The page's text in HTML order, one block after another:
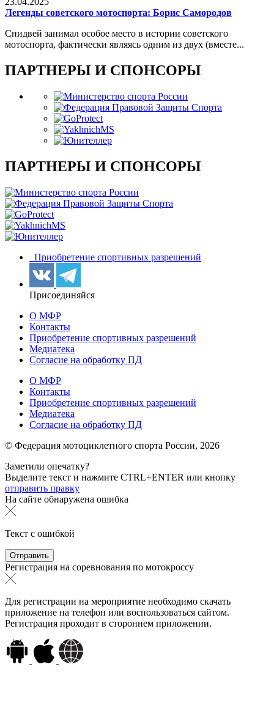
Легенды советского мотоспорта: Борис Самородов
Спидвей занимал особое место в истории советского
мотоспорта, фактически являясь одним из двух (вместе...
ПАРТНЕРЫ И СПОНСОРЫ
ПАРТНЕРЫ И СПОНСОРЫ
Приобретение спортивных разрешений
Присоединяйся
О МФР
Контакты
Приобретение спортивных разрешений
Медиатека
Согласие на обработку ПД
О МФР
Контакты
Приобретение спортивных разрешений
Медиатека
Согласие на обработку ПД
© Федерация мотоциклетного спорта России, 2026
Заметили опечатку?
Выделите текст и нажмите CTRL+ENTER или кнопку
отправить правку
На сайте обнаружена ошибка
Текст с ошибкой
Регистрация на соревнования по мотокроссу
Для регистрации на мероприятие необходимо скачать
приложение на телефон или воспользоваться сайтом.
Регистрация проходит в стороннем приложении.